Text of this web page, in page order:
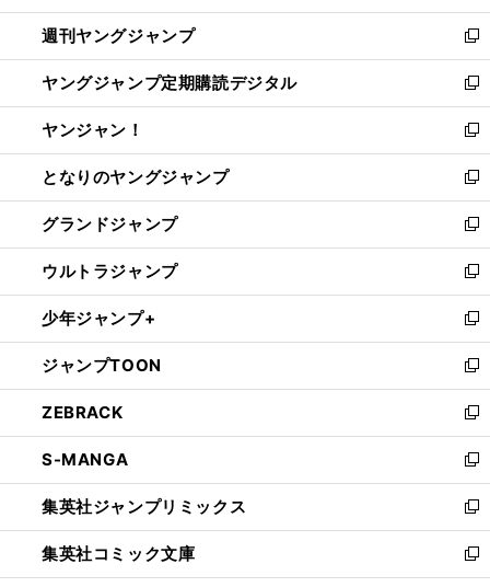
開
く
ウ
で
開
く
ン
ド
ウ
で
開
く
ウ
ィ
ン
ド
ウ
で
開
く
週刊ヤングジャンプ
新
し
い
ウ
ィ
ン
ド
ウ
で
開
く
ヤングジャンプ定期購読デジタル
新
し
い
ウ
ィ
ン
ド
ウ
で
開
く
ヤンジャン！
新
し
い
ウ
ィ
ン
ド
ウ
で
開
く
となりのヤングジャンプ
新
し
い
ウ
ィ
ン
ド
ウ
で
開
く
グランドジャンプ
新
し
い
ウ
ィ
ン
ド
ウ
で
開
く
ウルトラジャンプ
新
し
い
ウ
ィ
ン
ド
ウ
で
開
く
少年ジャンプ+
新
し
い
ウ
ィ
ン
ド
ウ
で
開
く
ジャンプTOON
新
し
い
ウ
ィ
ン
ド
ウ
で
開
ZEBRACK
新
し
い
ウ
ィ
ン
ド
ウ
S-MANGA
新
し
い
ウ
ィ
ン
集英社ジャンプリミックス
新
し
い
ウ
集英社コミック文庫
新
し